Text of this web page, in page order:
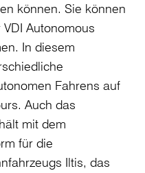
können. Sie können
Autonomous
In diesem
Fahrens auf
Auch das
mit dem
für die
Iltis, das